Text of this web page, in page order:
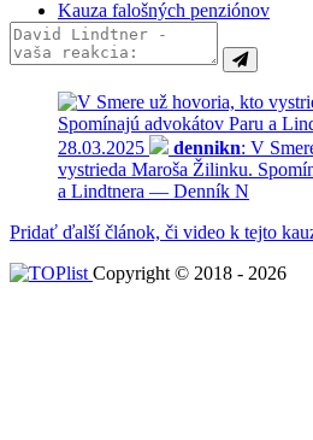
Kauza falošných penziónov
28.03.2025 dennikn: V
vystrieda Maroša Žilinku.
a Lindtnera — Denník N
Pridať ďalší článok, či video k tejto
Copyright © 2018 - 2026